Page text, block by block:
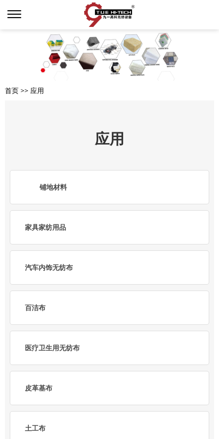
首页 >> 应用
应用
铺地材料
家具家纺用品
汽车内饰无纺布
百洁布
医疗卫生用无纺布
皮革基布
土工布